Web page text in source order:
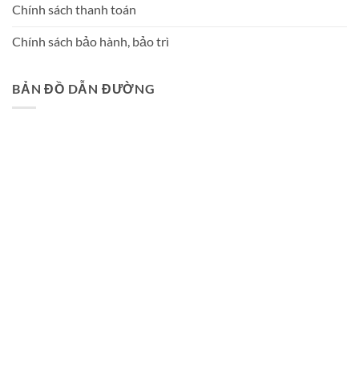
Chính sách thanh toán
Chính sách bảo hành, bảo trì
BẢN ĐỒ DẪN ĐƯỜNG